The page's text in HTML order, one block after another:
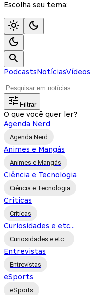
Escolha seu tema:
PodcastsNotíciasVídeos
Filtrar
O que você quer ler?
Agenda Nerd
Agenda Nerd
Animes e Mangás
Animes e Mangás
Ciência e Tecnologia
Ciência e Tecnologia
Críticas
Críticas
Curiosidades e etc...
Curiosidades e etc...
Entrevistas
Entrevistas
eSports
eSports